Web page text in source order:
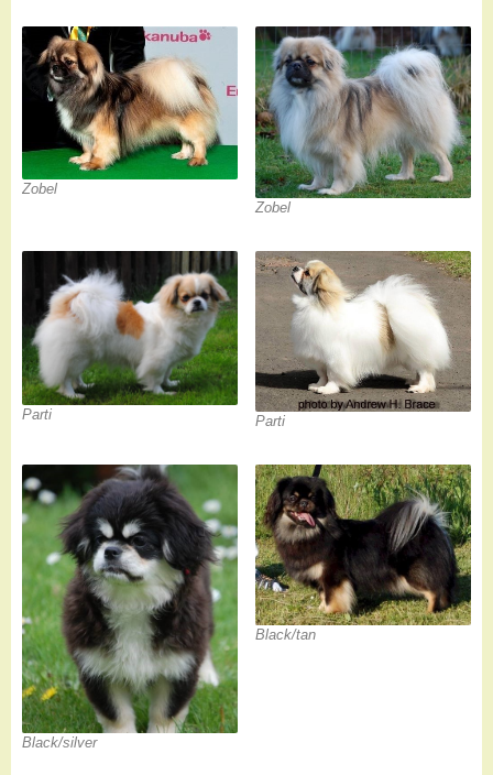
Zobel
Zobel
Parti Parti
Black/silver
Black/tan